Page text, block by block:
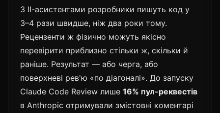
З ІІ-асистентами розробники пишуть код у
3–4 рази швидше, ніж два роки тому.
Рецензенти ж фізично можуть якісно
перевірити приблизно стільки ж, скільки й
раніше. Результат — або черга, або
поверхневі рев'ю «по діагоналі». До запуску
Claude Code Review лише 16% пул-реквестів
в Anthropic отримували змістовні коментарі